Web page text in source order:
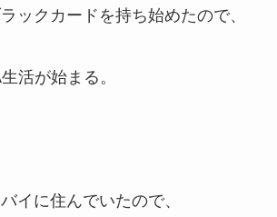
ックカードを持ち始めたので、
活が始まる。
イに住んでいたので、